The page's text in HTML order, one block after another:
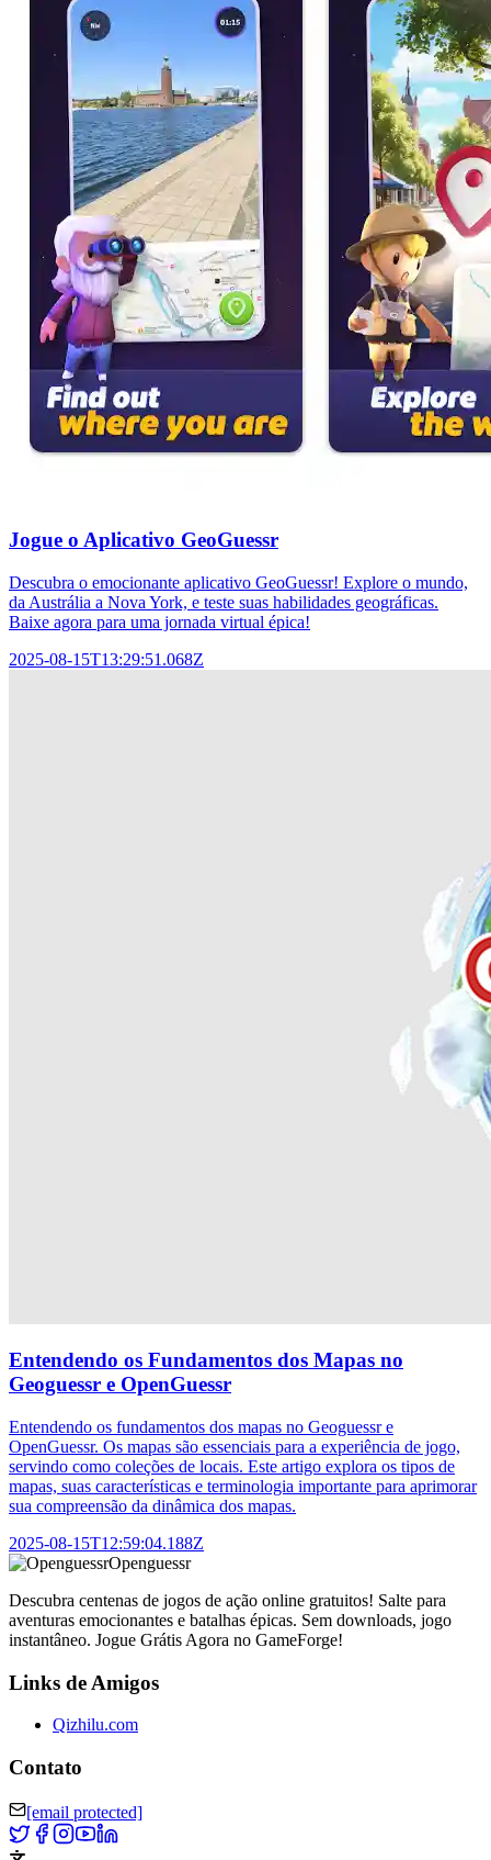
Jogue o Aplicativo GeoGuessr
Descubra o emocionante aplicativo GeoGuessr! Explore o mundo,
da Austrália a Nova York, e teste suas habilidades geográficas.
Baixe agora para uma jornada virtual épica!
2025-08-15T13:29:51.068Z
Entendendo os Fundamentos dos Mapas no
Geoguessr e OpenGuessr
Entendendo os fundamentos dos mapas no Geoguessr e
OpenGuessr. Os mapas são essenciais para a experiência de jogo,
servindo como coleções de locais. Este artigo explora os tipos de
mapas, suas características e terminologia importante para aprimorar
sua compreensão da dinâmica dos mapas.
2025-08-15T12:59:04.188Z
Openguessr
Descubra centenas de jogos de ação online gratuitos! Salte para
aventuras emocionantes e batalhas épicas. Sem downloads, jogo
instantâneo. Jogue Grátis Agora no GameForge!
Links de Amigos
Qizhilu.com
Contato
[email protected]